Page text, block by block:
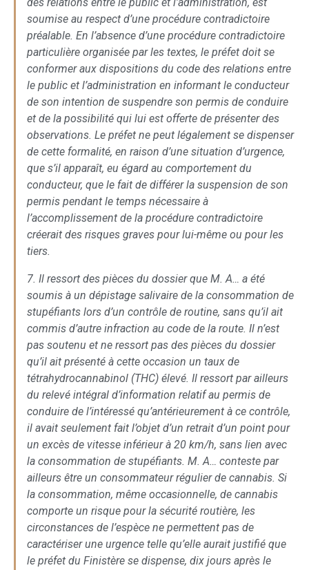
soumise au respect d’une procédure contradictoire
préalable. En l’absence d’une procédure contradictoire
particulière organisée par les textes, le préfet doit se
conformer aux dispositions du code des relations entre
le public et l’administration en informant le conducteur
de son intention de suspendre son permis de conduire
et de la possibilité qui lui est offerte de présenter des
observations. Le préfet ne peut légalement se dispenser
de cette formalité, en raison d’une situation d’urgence,
que s’il apparaît, eu égard au comportement du
conducteur, que le fait de différer la suspension de son
permis pendant le temps nécessaire à
l’accomplissement de la procédure contradictoire
créerait des risques graves pour lui-même ou pour les
tiers.
7. Il ressort des pièces du dossier que M. A… a été
soumis à un dépistage salivaire de la consommation de
stupéfiants lors d’un contrôle de routine, sans qu’il ait
commis d’autre infraction au code de la route. Il n’est
pas soutenu et ne ressort pas des pièces du dossier
qu’il ait présenté à cette occasion un taux de
tétrahydrocannabinol (THC) élevé. Il ressort par ailleurs
du relevé intégral d’information relatif au permis de
conduire de l’intéressé qu’antérieurement à ce contrôle,
il avait seulement fait l’objet d’un retrait d’un point pour
un excès de vitesse inférieur à 20 km/h, sans lien avec
la consommation de stupéfiants. M. A… conteste par
ailleurs être un consommateur régulier de cannabis. Si
la consommation, même occasionnelle, de cannabis
comporte un risque pour la sécurité routière, les
circonstances de l’espèce ne permettent pas de
caractériser une urgence telle qu’elle aurait justifié que
le préfet du Finistère se dispense, dix jours après le